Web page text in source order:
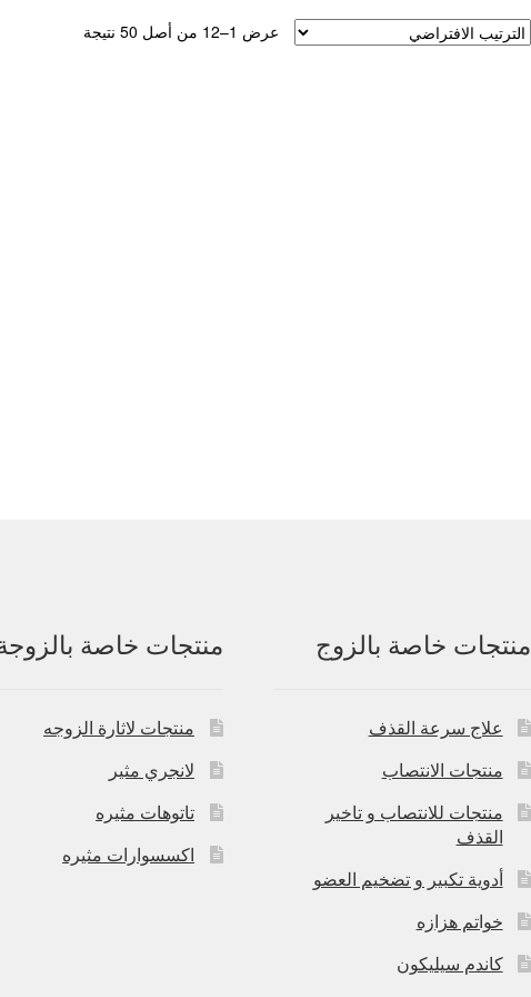
عرض 1–12 من أصل 50 نتيجة
منتجات خاصة بالزوج
علاج سرعة القذف
منتجات الانتصاب
منتجات للانتصاب و تاخير
القذف
أدوية تكبير و تضخيم العضو
خواتم هزازه
كاندم سيليكون
منتجات خاصة
منتجات لاثارة الزوجه
لانجري مثير
تاتوهات مثيره
اكسسوارات مثيره